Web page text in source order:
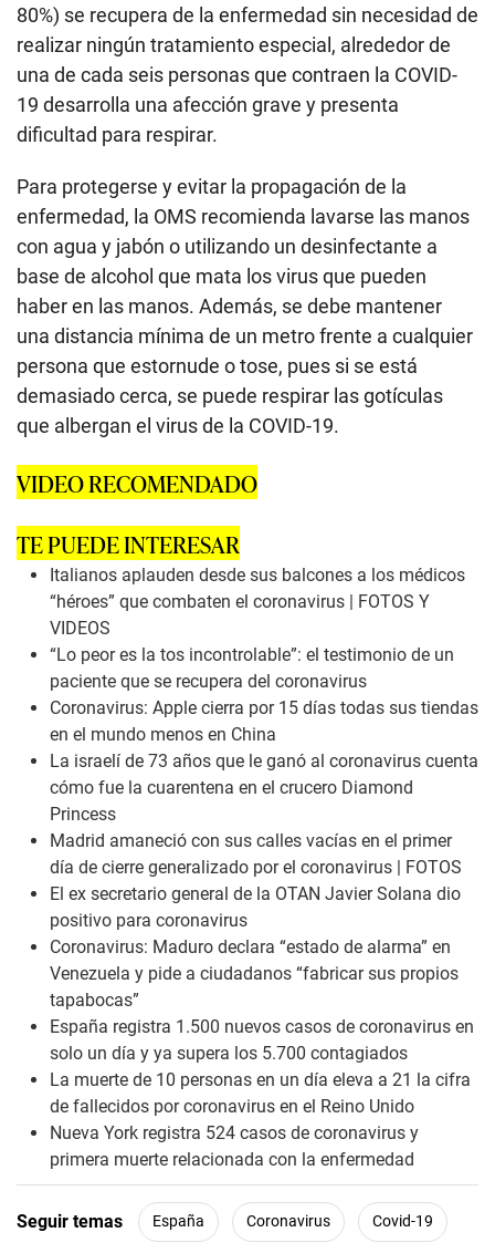
80%) se recupera de la enfermedad sin necesidad de
realizar ningún tratamiento especial, alrededor de
una de cada seis personas que contraen la COVID-
19 desarrolla una afección grave y presenta
dificultad para respirar.
Para protegerse y evitar la propagación de la
enfermedad, la OMS recomienda lavarse las manos
con agua y jabón o utilizando un desinfectante a
base de alcohol que mata los virus que pueden
haber en las manos. Además, se debe mantener
una distancia mínima de un metro frente a cualquier
persona que estornude o tose, pues si se está
demasiado cerca, se puede respirar las gotículas
que albergan el virus de la COVID-19.
VIDEO RECOMENDADO
TE PUEDE INTERESAR
Italianos aplauden desde sus balcones a los médicos
“héroes” que combaten el coronavirus | FOTOS Y
VIDEOS
“Lo peor es la tos incontrolable”: el testimonio de un
paciente que se recupera del coronavirus
Coronavirus: Apple cierra por 15 días todas sus tiendas
en el mundo menos en China
La israelí de 73 años que le ganó al coronavirus cuenta
cómo fue la cuarentena en el crucero Diamond
Princess
Madrid amaneció con sus calles vacías en el primer
día de cierre generalizado por el coronavirus | FOTOS
El ex secretario general de la OTAN Javier Solana dio
positivo para coronavirus
Coronavirus: Maduro declara “estado de alarma” en
Venezuela y pide a ciudadanos “fabricar sus propios
tapabocas”
España registra 1.500 nuevos casos de coronavirus en
solo un día y ya supera los 5.700 contagiados
La muerte de 10 personas en un día eleva a 21 la cifra
de fallecidos por coronavirus en el Reino Unido
Nueva York registra 524 casos de coronavirus y
primera muerte relacionada con la enfermedad
Seguir temas España Coronavirus Covid-19